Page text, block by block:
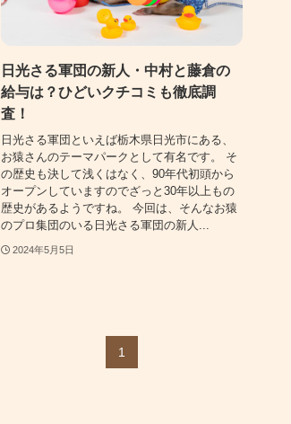
日光さる軍団の新人・中村と藤倉の
給与は？ひどいクチコミも徹底調
査！
日光さる軍団といえば栃木県日光市にある、
お猿さんのテーマパークとして有名です。 そ
の歴史も決して浅くはなく、90年代初頭から
オープンしていますのでざっと30年以上もの
歴史があるようですね。 今回は、そんなお猿
のプロ集団のいる日光さる軍団の新人...
2024年5月5日
1